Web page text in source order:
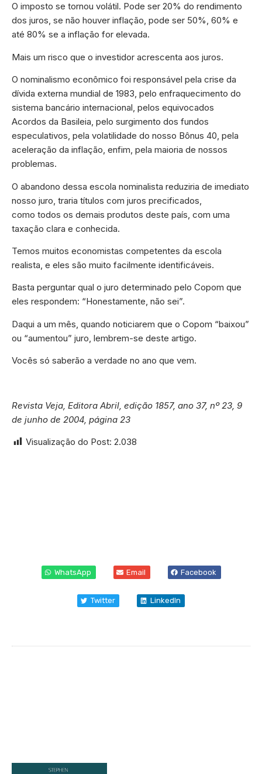
O imposto se tornou volátil. Pode ser 20% do rendimento
dos juros, se não houver inflação, pode ser 50%, 60% e
até 80% se a inflação for elevada.
Mais um risco que o investidor acrescenta aos juros.
O nominalismo econômico foi responsável pela crise da
dívida externa mundial de 1983, pelo enfraquecimento do
sistema bancário internacional, pelos equivocados
Acordos da Basileia, pelo surgimento dos fundos
especulativos, pela volatilidade do nosso Bônus 40, pela
aceleração da inflação, enfim, pela maioria de nossos
problemas.
O abandono dessa escola nominalista reduziria de imediato
nosso juro, traria títulos com juros precificados,
como todos os demais produtos deste país, com uma
taxação clara e conhecida.
Temos muitos economistas competentes da escola
realista, e eles são muito facilmente identificáveis.
Basta perguntar qual o juro determinado pelo Copom que
eles respondem: “Honestamente, não sei”.
Daqui a um mês, quando noticiarem que o Copom “baixou”
ou “aumentou” juro, lembrem-se deste artigo.
Vocês só saberão a verdade no ano que vem.
Revista Veja, Editora Abril, edição 1857, ano 37, nº 23, 9
de junho de 2004, página 23
Visualização do Post: 2.038
WhatsApp Email Facebook
Twitter LinkedIn